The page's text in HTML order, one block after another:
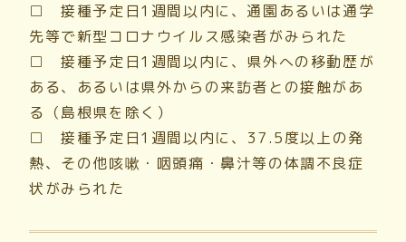
□ 接種予定日1週間以内に、通園あるいは通学
先等で新型コロナウイルス感染者がみられた
□ 接種予定日1週間以内に、県外への移動歴が
ある、あるいは県外からの来訪者との接触があ
る（島根県を除く）
□ 接種予定日1 週間以内に、 37.5度以上の発
熱、その他咳嗽・咽頭痛・鼻汁等の体調不良症
状がみられた